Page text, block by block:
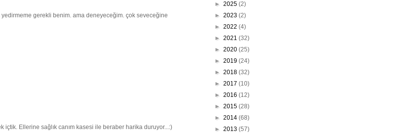
gerekli benim. ama deneyeceğim. çok seveceğine
içtik. Ellerine sağlık canım kasesi ile beraber harika duruyor...:)
► 2025 (2)
► 2023 (2)
► 2022 (4)
► 2021 (32)
► 2020 (25)
► 2019 (24)
► 2018 (32)
► 2017 (10)
► 2016 (12)
► 2015 (28)
► 2014 (68)
► 2013 (57)